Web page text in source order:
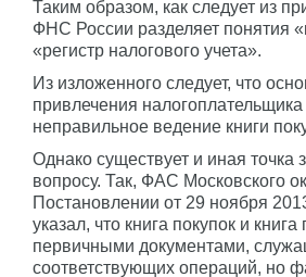
Таким образом, как следует из
ФНС России разделяет понятия
«регистр налогового учета».
Из изложенного следует, что
привлечения налогоплательщика
неправильное ведение книги
Однако существует и иная точка
вопросу. Так, ФАС Московского
Постановлении от 29 ноября
указал, что книга покупок и
первичными документами,
соответствующих операций, но